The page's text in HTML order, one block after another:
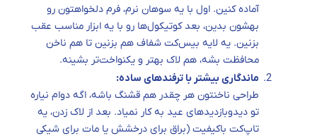
آماده کنین. اول با یه سوهان نرم، فرم دلخواهتون رو
بهشون بدین، بعد کوتیکول‌ها رو با یه ابزار مناسب عقب
بزنین. یه لایه بیس‌کت شفاف هم بزنین تا هم ناخن
محافظت بشه، هم لاک بهتر و یکنواخت‌تر بشینه.
ماندگاری بیشتر با ترفندهای ساده:
طراحی ناخنتون هر چقدر هم قشنگ باشه، اگه دوام نیاره
تو دیدوبازدیدهای عید به کار نمیاد. بعد از لاک زدن، یه
تاپ‌کت باکیفیت (براق برای درخشش یا مات برای شیکی